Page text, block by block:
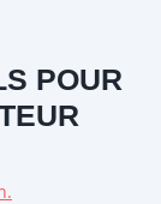
POUR